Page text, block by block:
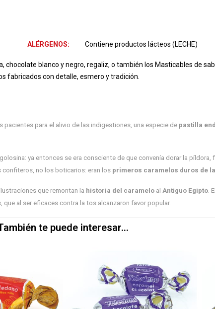
ALÉRGENOS: Contiene productos lácteos (LECHE)
blanco y negro, regaliz, o también los Masticables de
fabricados con detalle, esmero y tradición.
pacientes para el alivio de las indigestiones, una especie de pastilla
ya entonces se era consciente de que convenía dorar la
confiteros, no los boticarios: eran los primeros caramelos duros de
que remontan la historia del caramelo al Antiguo Egipto .
que al ser eficaces contra la tos alcanzaron favor popular.
te puede interesar...